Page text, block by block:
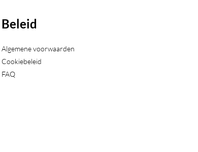
Beleid
Algemene voorwaarden
Cookiebeleid
FAQ